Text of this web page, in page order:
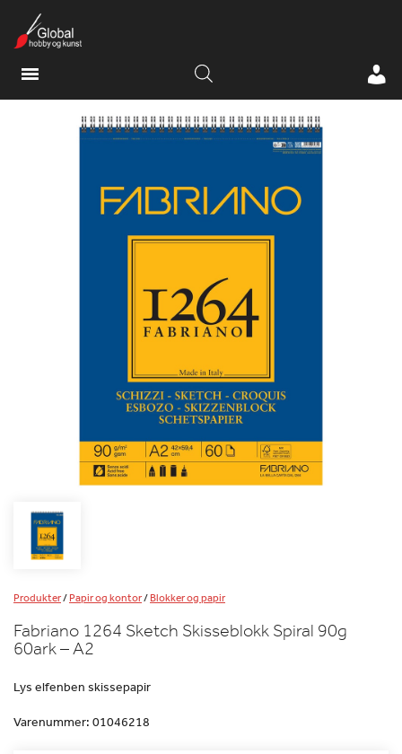
Produkter/Papir og kontor/Blokker og papir
Fabriano 1264 Sketch Skisseblokk Spiral 90g
60ark – A2
Lys elfenben skissepapir
Varenummer: 01046218